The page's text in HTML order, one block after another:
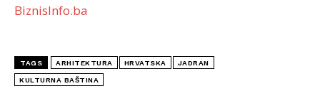
BiznisInfo.ba
TAGS ARHITEKTURA HRVATSKA JADRAN
KULTURNA BAŠTINA